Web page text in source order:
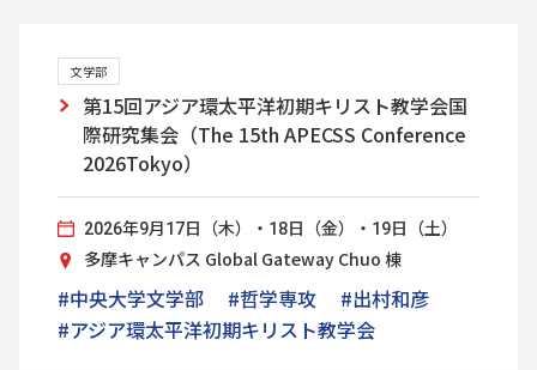
文学部
第15回アジア環太平洋初期キリスト教学会国
際研究集会（The 15th APECSS Conference
2026Tokyo）
2026年9月17日（木）・18日（金）・19日（土）
多摩キャンパス Global Gateway Chuo 棟
#中央大学文学部 #哲学専攻
#出村和彦
#アジア環太平洋初期キリスト教学会